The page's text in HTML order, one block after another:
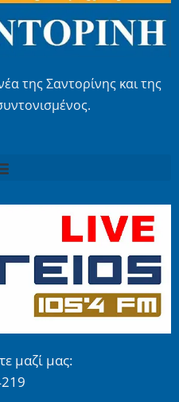
της Σαντορίνης και της
μαζί μας: